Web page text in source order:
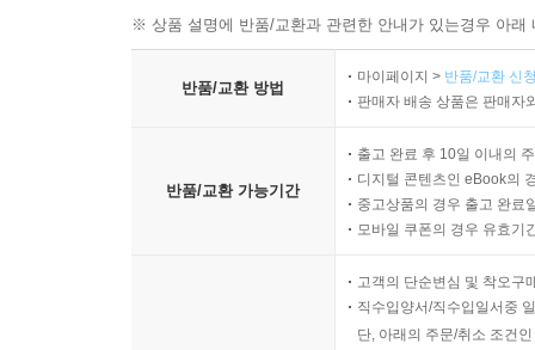
※ 상품 설명에 반품/교환과 관련한 안내가 있는경우 아
반품/교환 방법
마이페이지 > 반품/교환 신
판매자 배송 상품은 판매자
반품/교환 가능기간
출고 완료 후 10일 이내의
디지털 콘텐츠인 eBook의
중고상품의 경우 출고 완료
모바일 쿠폰의 경우 유효기
고객의 단순변심 및 착오구
직수입양서/직수입일서중
단, 아래의 주문/취소 조건